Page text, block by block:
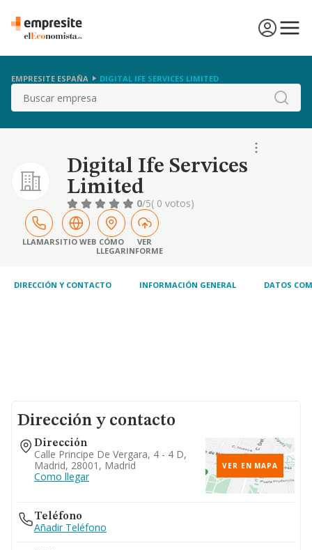
EMPRESITE ESPAÑA DIGITAL IFE SERVICES LIMITED
Buscar
Digital Ife Services
Limited
0/5( 0 votos)
LLAMARSITIO WEB CÓMO
LLEGAR
VER
INFORME
DIRECCIÓN Y CONTACTO INFORMACIÓN GENERAL DATOS
Dirección y contacto
Dirección
Calle Principe De Vergara, 4 - 4 D,
Madrid, 28001, Madrid
Como llegar
VER EN MAPA
Teléfono
Añadir Teléfono